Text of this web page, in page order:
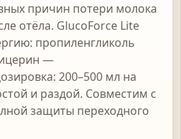
причин потери молока
отёла. GlucoForce Lite
пропиленгликоль
—
200–500 мл на
и раздой. Совместим с
защиты переходного